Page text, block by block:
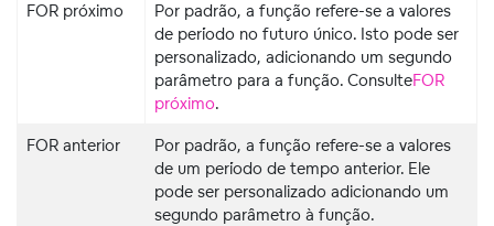
FOR próximo
Por padrão, a função refere-se a valores
de período no futuro único. Isto pode ser
personalizado, adicionando um segundo
parâmetro para a função. ConsulteFOR
próximo.
FOR anterior
Por padrão, a função refere-se a valores
de um período de tempo anterior. Ele
pode ser personalizado adicionando um
segundo parâmetro à função.